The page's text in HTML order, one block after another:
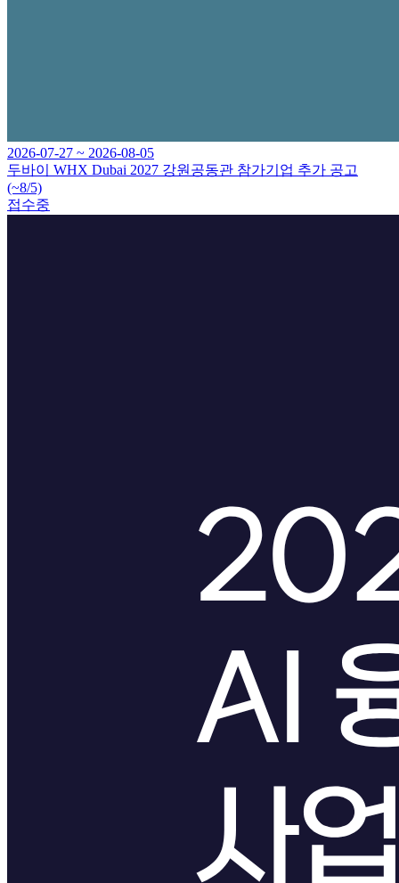
2026-07-27 ~ 2026-08-05
두바이 WHX Dubai 2027 강원공동관 참가기업 추가 공고
(~8/5)
접수중